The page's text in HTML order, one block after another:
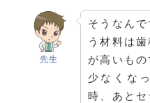
先生
そうなん
う材料は
が高いも
少なくな
時、あと